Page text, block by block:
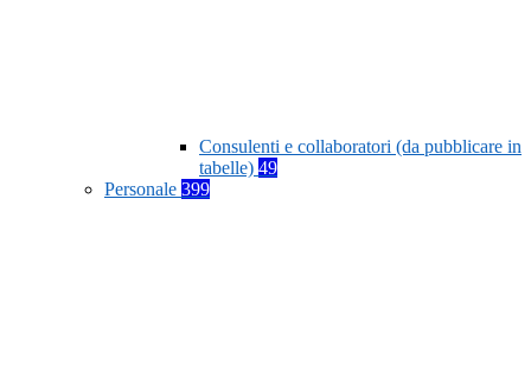
Consulenti e collaboratori (da pubblicare in
tabelle) 49
Personale 399